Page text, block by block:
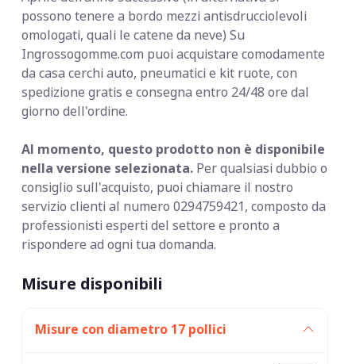
possono tenere a bordo mezzi antisdrucciolevoli
omologati, quali le catene da neve) Su
Ingrossogomme.com puoi acquistare comodamente
da casa cerchi auto, pneumatici e kit ruote, con
spedizione gratis e consegna entro 24/48 ore dal
giorno dell'ordine.
Al momento, questo prodotto non è disponibile
nella versione selezionata. Per qualsiasi dubbio o
consiglio sull'acquisto, puoi chiamare il nostro
servizio clienti al numero 0294759421, composto da
professionisti esperti del settore e pronto a
rispondere ad ogni tua domanda.
Misure disponibili
Misure con diametro 17 pollici